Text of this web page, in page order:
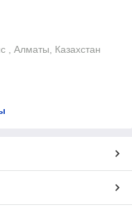
, Алматы, Казахстан